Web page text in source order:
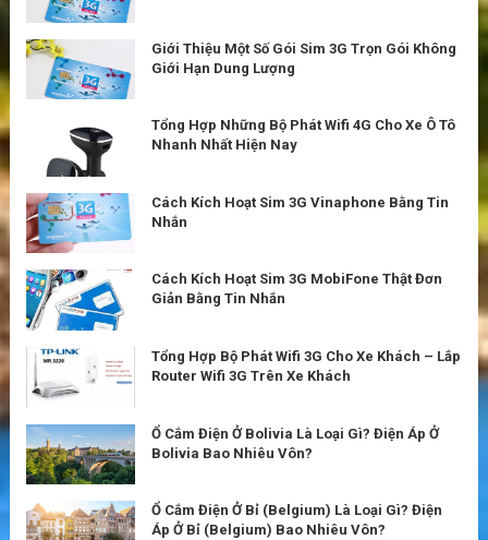
Giới Thiệu Một Số Gói Sim 3G Trọn Gói Không
Giới Hạn Dung Lượng
Tổng Hợp Những Bộ Phát Wifi 4G Cho Xe Ô Tô
Nhanh Nhất Hiện Nay
Cách Kích Hoạt Sim 3G Vinaphone Bằng Tin
Nhắn
Cách Kích Hoạt Sim 3G MobiFone Thật Đơn
Giản Bằng Tin Nhắn
Tổng Hợp Bộ Phát Wifi 3G Cho Xe Khách – Lắp
Router Wifi 3G Trên Xe Khách
Ổ Cắm Điện Ở Bolivia Là Loại Gì? Điện Áp Ở
Bolivia Bao Nhiêu Vôn?
Ổ Cắm Điện Ở Bỉ (Belgium) Là Loại Gì? Điện
Áp Ở Bỉ (Belgium) Bao Nhiêu Vôn?